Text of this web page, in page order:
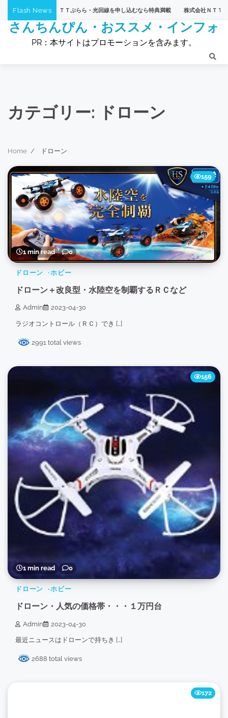
content
Flash News
式会社ＮＴＴぷらら・光回線を申し込むなら特典満載 株式会社ＮＴＴぷらら・【
さんちんぴん・おススメ・インフォ
PR：本サイトはプロモーションを含みます。
カテゴリー: ドローン
Home ドローン
1 min read 0
159
ドローン ホビー
ドローン＋改良型・水陸空を制覇するＲＣなど
Admin 2023-04-30
ラジオコントロール（ＲＣ）でき […]
2991 total views
1 min read 0
156
ドローン ホビー
ドローン・人気の価格帯・・・１万円台
Admin 2023-04-30
最近ニュースはドローンで持ちき […]
2688 total views
172